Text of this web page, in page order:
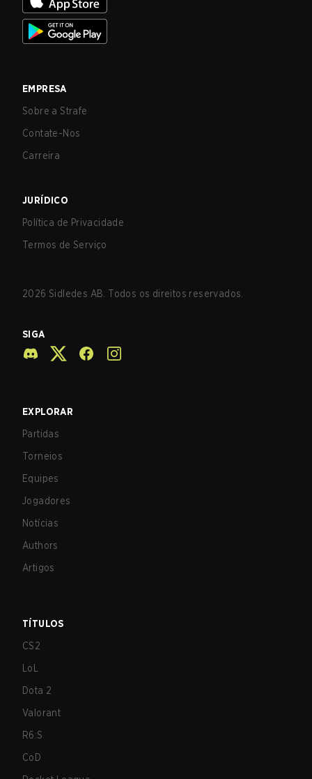
EMPRESA
Sobre a Strafe
Contate-Nos
Carreira
JURÍDICO
Política de Privacidade
Termos de Serviço
2026 Sidledes AB. Todos os direitos reservados.
SIGA
EXPLORAR
Partidas
Torneios
Equipes
Jogadores
Notícias
Authors
Artigos
TÍTULOS
CS2
LoL
Dota 2
Valorant
R6:S
CoD